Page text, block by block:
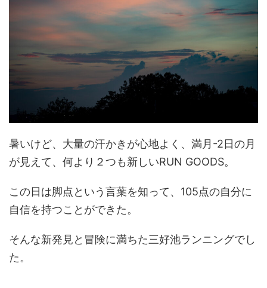
暑いけど、大量の汗かきが心地よく、満月-2日の月
が見えて、何より２つも新しいRUN GOODS。
この日は脚点という言葉を知って、105点の自分に
自信を持つことができた。
そんな新発見と冒険に満ちた三好池ランニングでし
た。